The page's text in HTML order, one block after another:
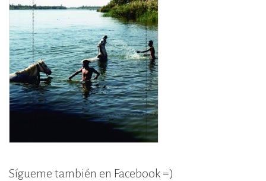
Sígueme también en Facebook =)